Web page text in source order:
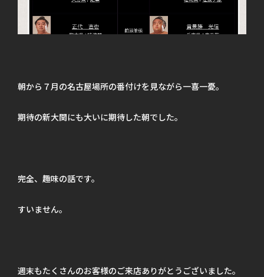
朝から７月の名古屋場所の番付けを見ながら一喜一憂。
期待の新大関にも大いに期待した朝でした。
完全、趣味の話です。
すいません。
週末もたくさんのお客様のご来店ありがとうございました。